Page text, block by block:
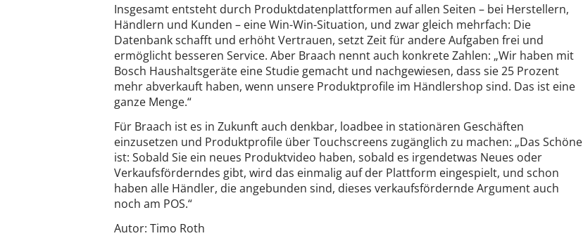
Insgesamt entsteht durch Produktdatenplattformen auf allen Seiten – bei Herstellern,
Händlern und Kunden – eine Win-Win-Situation, und zwar gleich mehrfach: Die
Datenbank schafft und erhöht Vertrauen, setzt Zeit für andere Aufgaben frei und
ermöglicht besseren Service. Aber Braach nennt auch konkrete Zahlen: „Wir haben mit
Bosch Haushaltsgeräte eine Studie gemacht und nachgewiesen, dass sie 25 Prozent
mehr abverkauft haben, wenn unsere Produktprofile im Händlershop sind. Das ist eine
ganze Menge.“
Für Braach ist es in Zukunft auch denkbar, loadbee in stationären Geschäften
einzusetzen und Produktprofile über Touchscreens zugänglich zu machen: „Das Schöne
ist: Sobald Sie ein neues Produktvideo haben, sobald es irgendetwas Neues oder
Verkaufsförderndes gibt, wird das einmalig auf der Plattform eingespielt, und schon
haben alle Händler, die angebunden sind, dieses verkaufsfördernde Argument auch
noch am POS.“
Autor: Timo Roth